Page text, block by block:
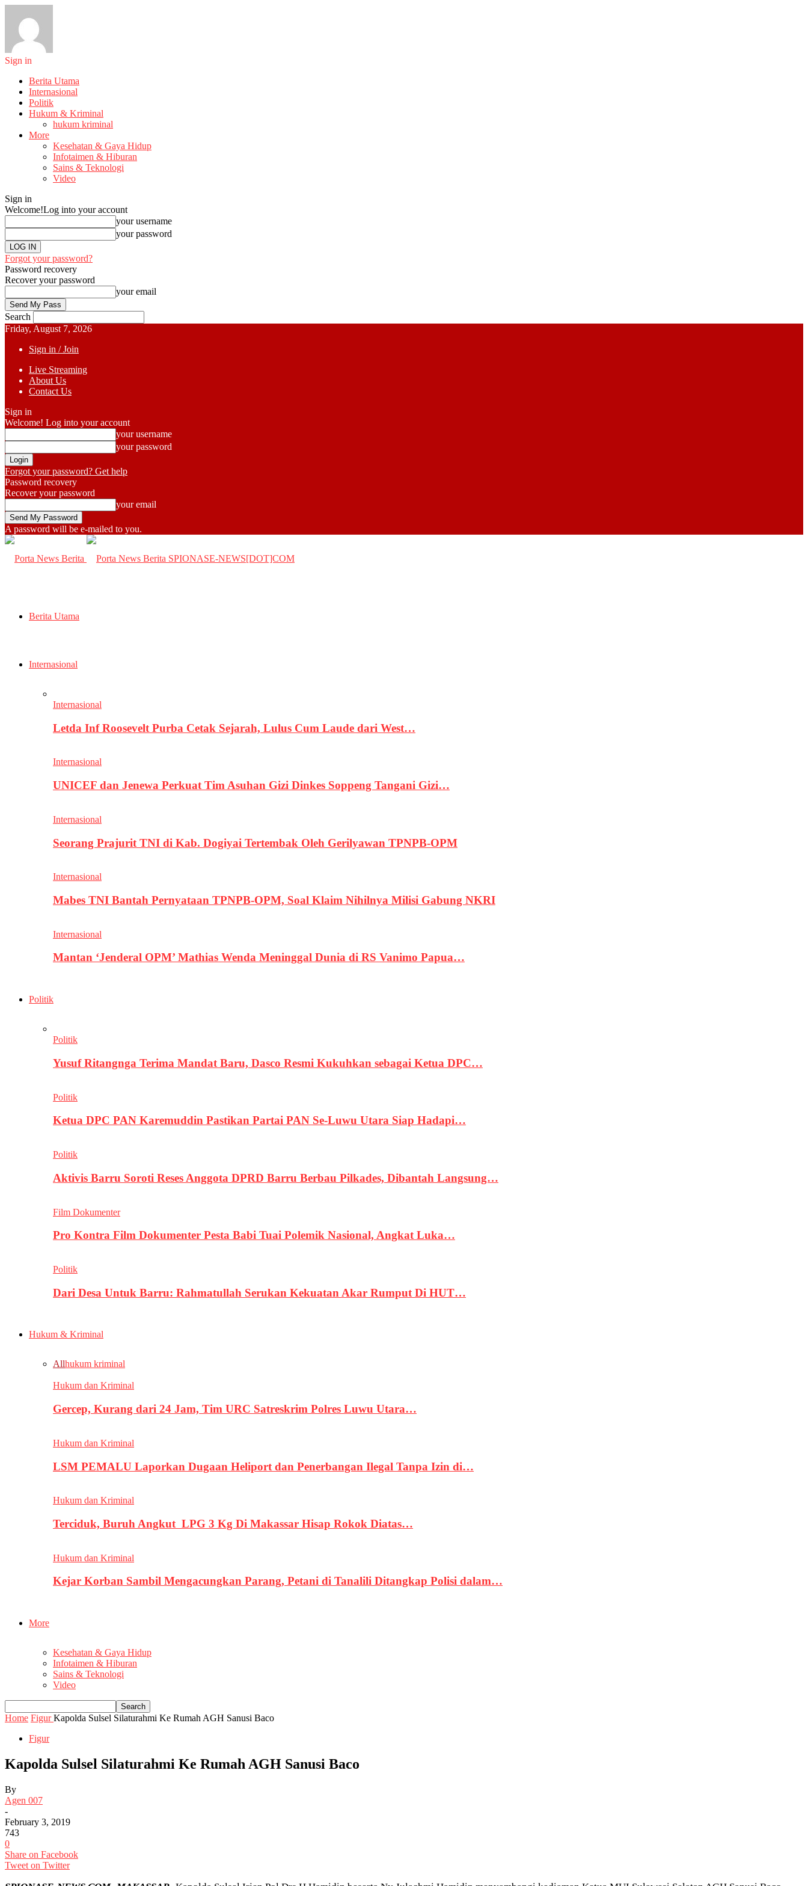
Sign in
Berita Utama
Internasional
Politik
Hukum & Kriminal
hukum kriminal
More
Kesehatan & Gaya Hidup
Infotaimen & Hiburan
Sains & Teknologi
Video
Sign in
Welcome!Log into your account
your username
your password
Forgot your password?
Password recovery
Recover your password
your email
Search
Friday, August 7, 2026
Sign in / Join
Live Streaming
About Us
Contact Us
Sign in
Welcome! Log into your account
your username
your password
Forgot your password? Get help
Password recovery
Recover your password
your email
A password will be e-mailed to you.
SPIONASE-NEWS[DOT]COM
Berita Utama
Internasional
Internasional
Letda Inf Roosevelt Purba Cetak Sejarah, Lulus Cum Laude dari West…
Internasional
UNICEF dan Jenewa Perkuat Tim Asuhan Gizi Dinkes Soppeng Tangani Gizi…
Internasional
Seorang Prajurit TNI di Kab. Dogiyai Tertembak Oleh Gerilyawan TPNPB-OPM
Internasional
Mabes TNI Bantah Pernyataan TPNPB-OPM, Soal Klaim Nihilnya Milisi Gabung NKRI
Internasional
Mantan ‘Jenderal OPM’ Mathias Wenda Meninggal Dunia di RS Vanimo Papua…
Politik
Politik
Yusuf Ritangnga Terima Mandat Baru, Dasco Resmi Kukuhkan sebagai Ketua DPC…
Politik
Ketua DPC PAN Karemuddin Pastikan Partai PAN Se-Luwu Utara Siap Hadapi…
Politik
Aktivis Barru Soroti Reses Anggota DPRD Barru Berbau Pilkades, Dibantah Langsung…
Film Dokumenter
Pro Kontra Film Dokumenter Pesta Babi Tuai Polemik Nasional, Angkat Luka…
Politik
Dari Desa Untuk Barru: Rahmatullah Serukan Kekuatan Akar Rumput Di HUT…
Hukum & Kriminal
Allhukum kriminal
Hukum dan Kriminal
Gercep, Kurang dari 24 Jam, Tim URC Satreskrim Polres Luwu Utara…
Hukum dan Kriminal
LSM PEMALU Laporkan Dugaan Heliport dan Penerbangan Ilegal Tanpa Izin di…
Hukum dan Kriminal
Terciduk, Buruh Angkut LPG 3 Kg Di Makassar Hisap Rokok Diatas…
Hukum dan Kriminal
Kejar Korban Sambil Mengacungkan Parang, Petani di Tanalili Ditangkap Polisi dalam…
More
Kesehatan & Gaya Hidup
Infotaimen & Hiburan
Sains & Teknologi
Video
Home Figur Kapolda Sulsel Silaturahmi Ke Rumah AGH Sanusi Baco
Figur
Kapolda Sulsel Silaturahmi Ke Rumah AGH Sanusi Baco
By
Agen 007
-
February 3, 2019
743
0
Share on Facebook
Tweet on Twitter